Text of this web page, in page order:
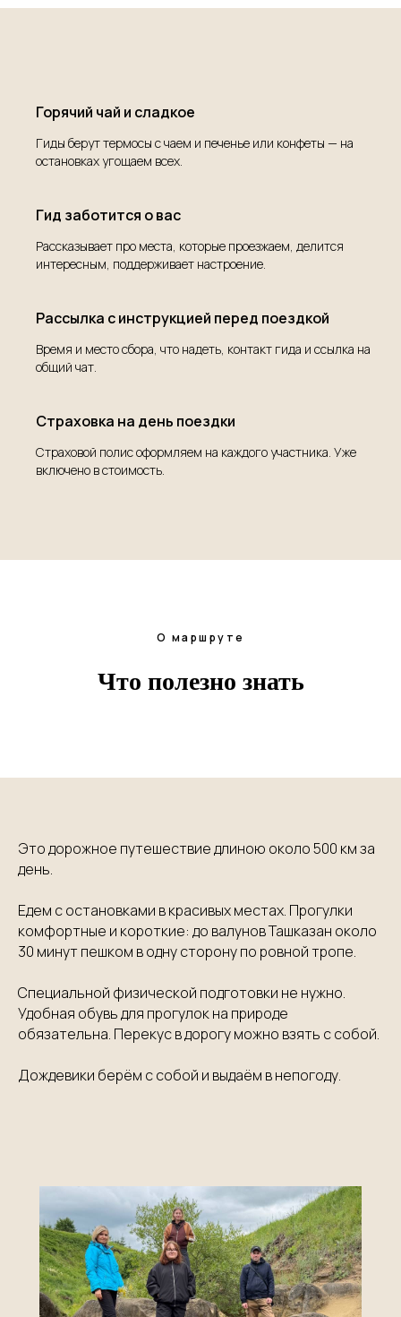
Горячий чай и сладкое
Гиды берут термосы с чаем и печенье или конфеты — на
остановках угощаем всех.
Гид заботится о вас
Рассказывает про места, которые проезжаем, делится
интересным, поддерживает настроение.
Рассылка с инструкцией перед поездкой
Время и место сбора, что надеть, контакт гида и ссылка на
общий чат.
Страховка на день поездки
Страховой полис оформляем на каждого участника. Уже
включено в стоимость.
О маршруте
Что полезно знать
Это дорожное путешествие длиною около 500 км за
день.
Едем с остановками в красивых местах. Прогулки
комфортные и короткие: до валунов Ташказан около
30 минут пешком в одну сторону по ровной тропе.
Специальной физической подготовки не нужно.
Удобная обувь для прогулок на природе
обязательна. Перекус в дорогу можно взять с собой.
Дождевики берём с собой и выдаём в непогоду.